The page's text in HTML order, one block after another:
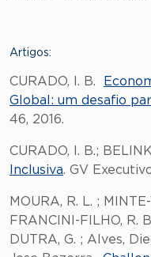
Artigos:
CURADO, I. B.
Global: um desafio
46, 2016.
CURADO, I. B.;
Inclusiva. GV
MOURA, R. L. ;
FRANCINI-FILHO, R.
DUTRA, G. ; Alves,